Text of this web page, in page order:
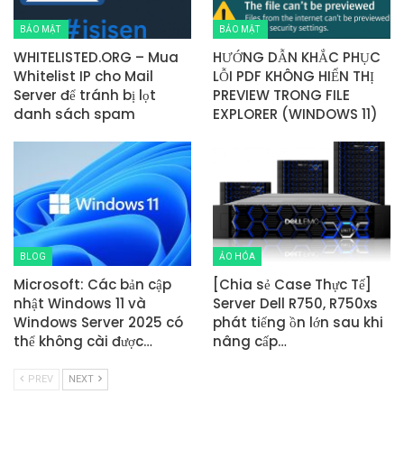
BẢO MẬT
WHITELISTED.ORG – Mua
Whitelist IP cho Mail
Server để tránh bị lọt
danh sách spam
BẢO MẬT
HƯỚNG DẪN KHẮC PHỤC
LỖI PDF KHÔNG HIỂN THỊ
PREVIEW TRONG FILE
EXPLORER (WINDOWS 11)
BLOG
Microsoft: Các bản cập
nhật Windows 11 và
Windows Server 2025 có
thể không cài được…
ẢO HÓA
[Chia sẻ Case Thực Tế]
Server Dell R750, R750xs
phát tiếng ồn lớn sau khi
nâng cấp…
PREV NEXT